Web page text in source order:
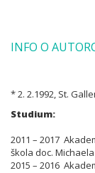
INFO O
* 2. 2.1992, St.
Studium:
2011 – 2017
škola doc.
2015 – 2016